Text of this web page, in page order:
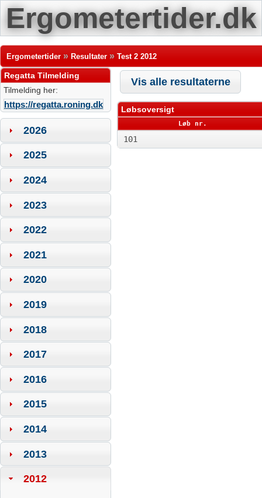
Ergometertider.dk
Ergometertider » Resultater » Test 2 2012
Regatta Tilmelding
Tilmelding her:
https://regatta.roning.dk
2026
2025
2024
2023
2022
2021
2020
2019
2018
2017
2016
2015
2014
2013
2012
Vis alle resultaterne
Løbsoversigt
Løb nr.
101